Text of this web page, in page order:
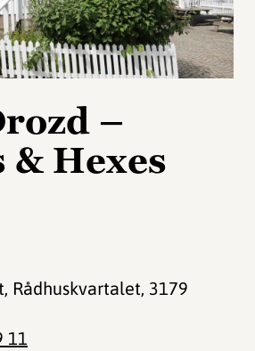
–
& Hexes
Rådhuskvartalet, 3179
11